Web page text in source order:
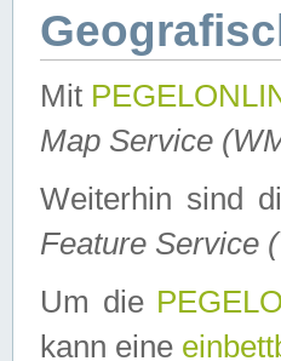
Mit
Map Service
Weiterhin sind
Feature Service
Um die
kann eine